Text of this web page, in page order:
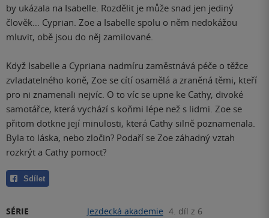
by ukázala na Isabelle. Rozdělit je může snad jen jediný
člověk… Cyprian. Zoe a Isabelle spolu o něm nedokážou
mluvit, obě jsou do něj zamilované.
Když Isabelle a Cypriana nadmíru zaměstnává péče o těžce
zvladatelného koně, Zoe se cítí osamělá a zraněná těmi, kteří
pro ni znamenali nejvíc. O to víc se upne ke Cathy, divoké
samotářce, která vychází s koňmi lépe než s lidmi. Zoe se
přitom dotkne její minulosti, která Cathy silně poznamenala.
Byla to láska, nebo zločin? Podaří se Zoe záhadný vztah
rozkrýt a Cathy pomoct?
Sdílet
SÉRIE Jezdecká akademie 4. díl z 6